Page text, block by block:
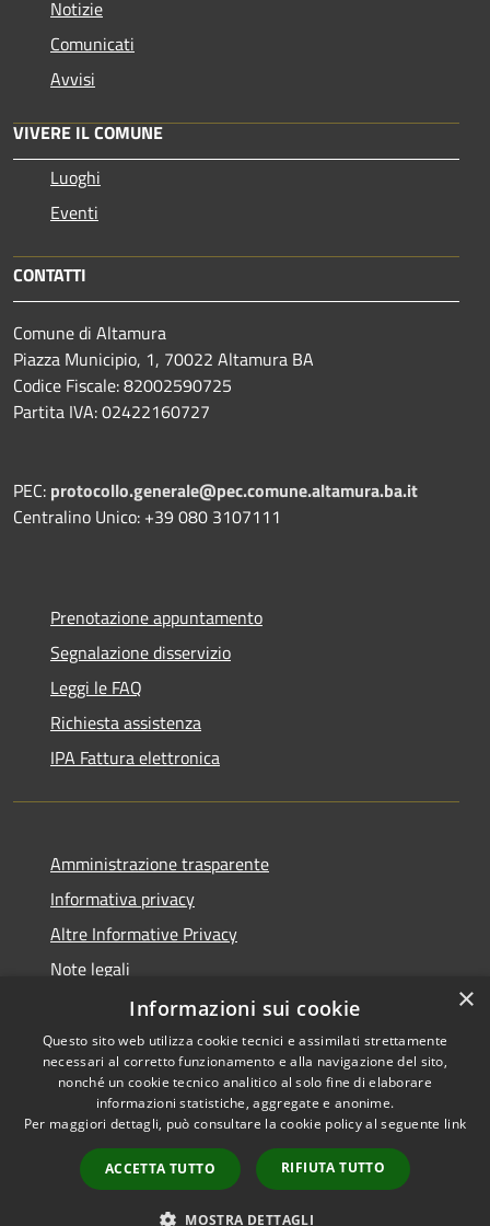
Notizie
Comunicati
Avvisi
VIVERE IL COMUNE
Luoghi
Eventi
CONTATTI
Comune di Altamura
Piazza Municipio, 1, 70022 Altamura BA
Codice Fiscale: 82002590725
Partita IVA: 02422160727
PEC: protocollo.generale@pec.comune.altamura.ba.it
Centralino Unico: +39 080 3107111
Prenotazione appuntamento
Segnalazione disservizio
Leggi le FAQ
Richiesta assistenza
IPA Fattura elettronica
Amministrazione trasparente
Informativa privacy
Altre Informative Privacy
Note legali
Dichiarazione di accessibilità
RSS
Accessibilità
Copyright © 2026 • Comune di
Municipium•
Accesso
redazione
×
Informazioni sui cookie
Questo sito web utilizza cookie tecnici e assimilati strettamente
necessari al corretto funzionamento e alla navigazione del sito,
nonché un cookie tecnico analitico al solo fine di elaborare
informazioni statistiche, aggregate e anonime.
Per maggiori dettagli, può consultare la cookie policy al seguente link
ACCETTA TUTTO RIFIUTA TUTTO
MOSTRA DETTAGLI